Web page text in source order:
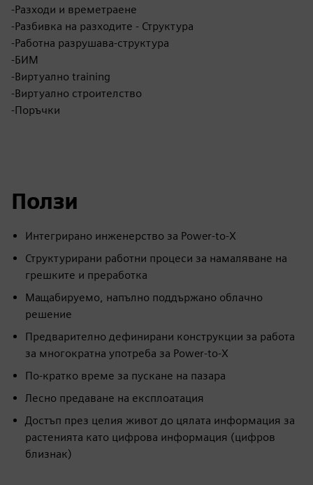
-Разходи и времетраене
-Разбивка на разходите - Структура
-Работна разрушава-структура
-БИМ
-Виртуално training
-Виртуално строителство
-Поръчки
Ползи
Интегрирано инженерство за Power-to-X
Структурирани работни процеси за намаляване на
грешките и преработка
Мащабируемо, напълно поддържано облачно
решение
Предварително дефинирани конструкции за работа
за многократна употреба за Power-to-X
По-кратко време за пускане на пазара
Лесно предаване на експлоатация
Достъп през целия живот до цялата информация за
растенията като цифрова информация (цифров
близнак)